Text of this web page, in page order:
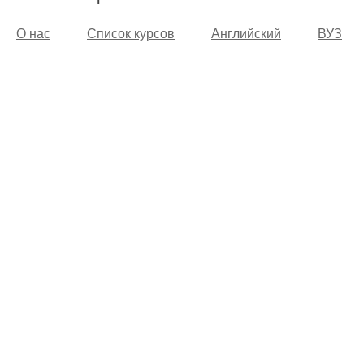
О нас Список курсов Английский ВУЗ